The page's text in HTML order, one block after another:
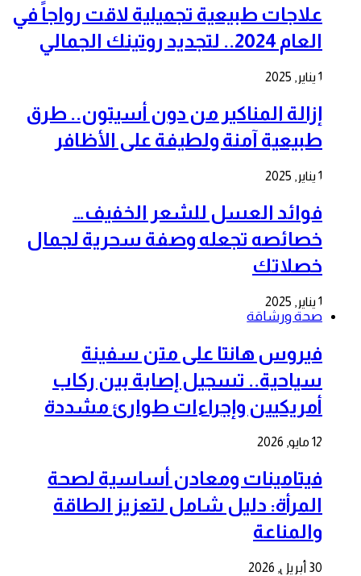
علاجات طبيعية تجميلية لاقت رواجاً في
العام 2024.. لتجديد روتينك الجمالي
1 يناير, 2025
إزالة المناكير من دون أسيتون.. طرق
طبيعية آمنة ولطيفة على الأظافر
1 يناير, 2025
فوائد العسل للشعر الخفيف…
خصائصه تجعله وصفة سحرية لجمال
خصلاتك
1 يناير, 2025
صحة ورشاقة
فيروس هانتا على متن سفينة
سياحية.. تسجيل إصابة بين ركاب
أمريكيين وإجراءات طوارئ مشددة
12 مايو, 2026
فيتامينات ومعادن أساسية لصحة
المرأة: دليل شامل لتعزيز الطاقة
والمناعة
30 أبريل, 2026